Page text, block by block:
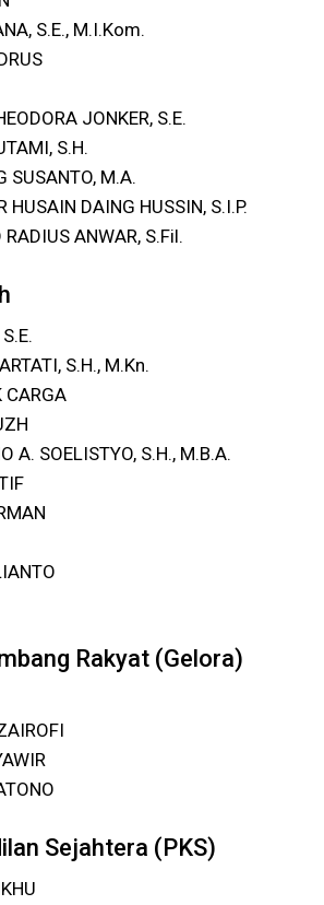
S.E., M.I.Kom.
JONKER, S.E.
S.H.
SUSANTO, M.A.
HUSAIN DAING HUSSIN, S.I.P.
ANWAR, S.Fil.
S.H., M.Kn.
CARGA
A. SOELISTYO, S.H., M.B.A.
Rakyat (Gelora)
Sejahtera (PKS)